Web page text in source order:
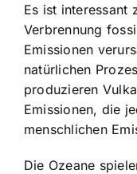
Es ist interessant
Verbrennung
Emissionen
natürlichen
produzieren
Emissionen, die
menschlichen
Die Ozeane